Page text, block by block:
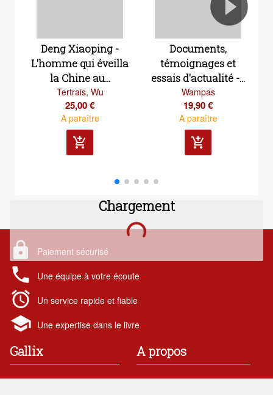
Deng Xiaoping -
L'homme qui éveilla
la Chine au...
Tertrais, Wu
25,00 €
A paraître
add_shopping_cart
Documents,
témoignages et
essais d'actualité -...
Wampas
19,90 €
A paraître
add_shopping_cart
Chargement
lock Paiement sécurisé
local_phone Une équipe à votre écoute
alarm Un service rapide et fiable
school Une expertise dans le livre
Gallix A propos